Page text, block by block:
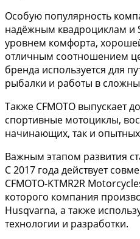
Особую популярность
надёжным квадроциклам и
уровнем комфорта,
отличным соотношением
бренда используется для
рыбалки и работы в
Также CFMOTO выпускает
спортивные мотоциклы,
начинающих, так и
Важным этапом развития
С 2017 года действует
CFMOTO-KTMR2R
которого компания
Husqvarna, а также
технологии и разработки.